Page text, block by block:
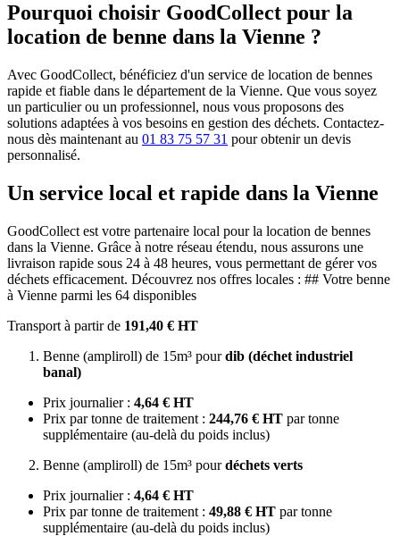
Pourquoi choisir GoodCollect pour la
location de benne dans la Vienne ?
Avec GoodCollect, bénéficiez d'un service de location de bennes
rapide et fiable dans le département de la Vienne. Que vous soyez
un particulier ou un professionnel, nous vous proposons des
solutions adaptées à vos besoins en gestion des déchets. Contactez-
nous dès maintenant au 01 83 75 57 31 pour obtenir un devis
personnalisé.
Un service local et rapide dans la Vienne
GoodCollect est votre partenaire local pour la location de bennes
dans la Vienne. Grâce à notre réseau étendu, nous assurons une
livraison rapide sous 24 à 48 heures, vous permettant de gérer vos
déchets efficacement. Découvrez nos offres locales : ## Votre benne
à Vienne parmi les 64 disponibles
Transport à partir de 191,40 € HT
Benne (ampliroll) de 15m³ pourdib (déchet industriel
banal)
Prix journalier : 4,64 € HT
Prix par tonne de traitement : 244,76 € HT par tonne
supplémentaire (au-delà du poids inclus)
Benne (ampliroll) de 15m³ pourdéchets verts
Prix journalier : 4,64 € HT
Prix par tonne de traitement : 49,88 € HT par tonne
supplémentaire (au-delà du poids inclus)